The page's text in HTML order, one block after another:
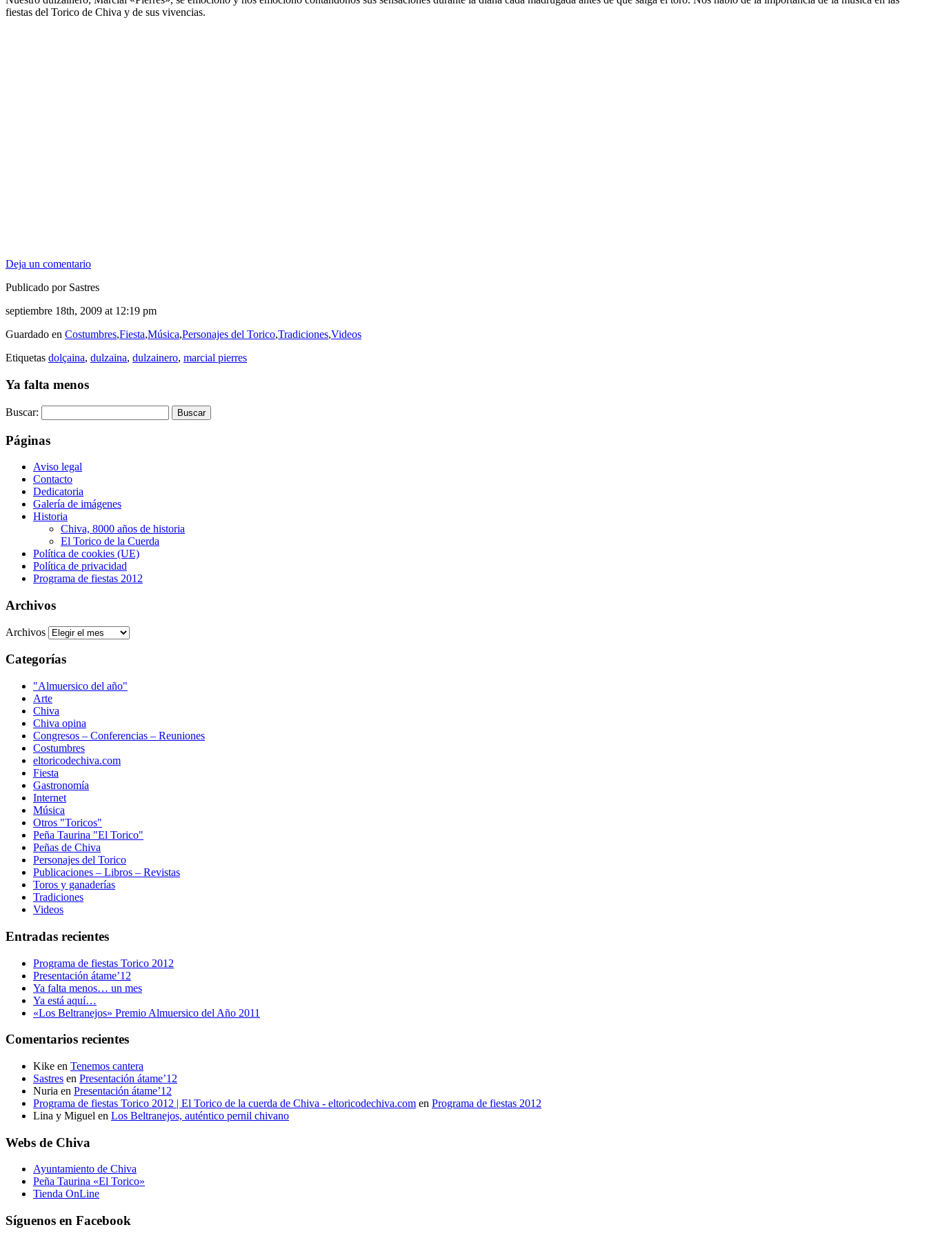
fiestas del Torico de Chiva y de sus vivencias.
Deja un comentario
Publicado por Sastres
septiembre 18th, 2009 at 12:19 pm
Guardado en Costumbres,Fiesta,Música,Personajes del Torico,Tradiciones,Videos
Etiquetas dolçaina, dulzaina, dulzainero, marcial pierres
Ya falta menos
Buscar:
Páginas
Aviso legal
Contacto
Dedicatoria
Galería de imágenes
Historia
Chiva, 8000 años de historia
El Torico de la Cuerda
Política de cookies (UE)
Política de privacidad
Programa de fiestas 2012
Archivos
Archivos
Categorías
"Almuersico del año"
Arte
Chiva
Chiva opina
Congresos – Conferencias – Reuniones
Costumbres
eltoricodechiva.com
Fiesta
Gastronomía
Internet
Música
Otros "Toricos"
Peña Taurina "El Torico"
Peñas de Chiva
Personajes del Torico
Publicaciones – Libros – Revistas
Toros y ganaderías
Tradiciones
Videos
Entradas recientes
Programa de fiestas Torico 2012
Presentación átame’12
Ya falta menos… un mes
Ya está aquí…
«Los Beltranejos» Premio Almuersico del Año 2011
Comentarios recientes
Kike en Tenemos cantera
Sastres en Presentación átame’12
Nuria en Presentación átame’12
Programa de fiestas Torico 2012 | El Torico de la cuerda de Chiva - eltoricodechiva.com en Programa de fiestas 2012
Lina y Miguel en Los Beltranejos, auténtico pernil chivano
Webs de Chiva
Ayuntamiento de Chiva
Peña Taurina «El Torico»
Tienda OnLine
Síguenos en Facebook